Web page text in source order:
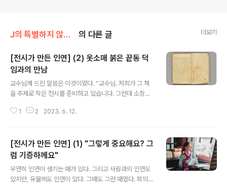
J의 특별하지 않은 박물관 이야기 의 다른 글 더보기
[전시가 만든 인연] (2) 옷소매 붉은 끝동 덕
임과의 만남
교수님께 드린 말씀은 이것이었다. “교수님. 저희가 그 책
을 주제로 작은 전시를 준비하고 있습니다. 그런데 소장하
2권을 대여해주시면, 10권이 처음으로 한 데 모이는 것이
설이라고 하더라구요. 그 증거가 1권에 붙어 있어서, 1권은
꼭 전시에서 선보이고 싶습니다.” 그렇다. 이 책 가치는 소
설 내용에만 있지 않았다. 곽씨와 장씨 가문 이야기라는 뜻
인 ‘곽장양문록’은 3세대에 걸친 가문 이야기여서 그런지,
길기도 길다. 그래서인지 이 책은 한 명이 필사하지 않고,
1 2 2023. 6. 12.
[전시가 만든 인연] (1) "그렇게 중요해요? 그
럼 기증하께요"
우연히 인연이 생기는 때가 있다. 그리고 사람과의 인연도
있지만, 유물에도 인연이 있다. 그때도 그런 때였다. 회의를